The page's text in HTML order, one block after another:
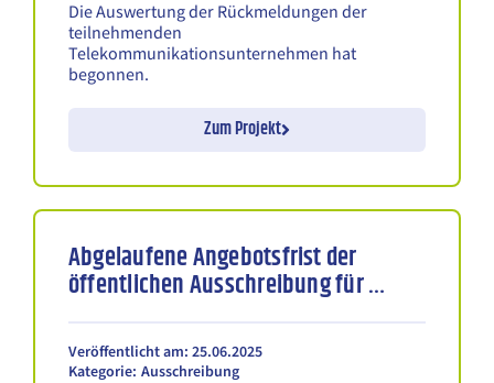
Die Auswertung der Rückmeldungen der
teilnehmenden
Telekommunikationsunternehmen hat
begonnen.
Zum Projekt
Abgelaufene Angebotsfrist der
öffentlichen Ausschreibung für …
Veröffentlicht am: 25.06.2025
Kategorie: Ausschreibung